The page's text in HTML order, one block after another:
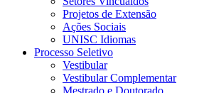
Projetos de Extensão
Ações Sociais
UNISC Idiomas
Processo Seletivo
Vestibular
Vestibular Complementar
Mestrado e Doutorado